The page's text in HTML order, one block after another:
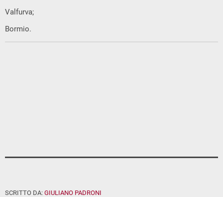
Valfurva;
Bormio.
SCRITTO DA: GIULIANO PADRONI